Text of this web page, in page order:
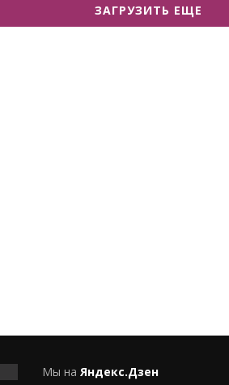
ЗАГРУЗИТЬ ЕЩЕ
Мы на Яндекс.Дзен